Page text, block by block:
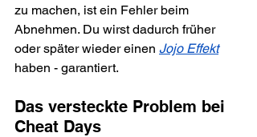
zu machen, ist ein Fehler beim
Abnehmen. Du wirst dadurch früher
oder später wieder einen Jojo Effekt
haben - garantiert.
Das versteckte Problem bei
Cheat Days